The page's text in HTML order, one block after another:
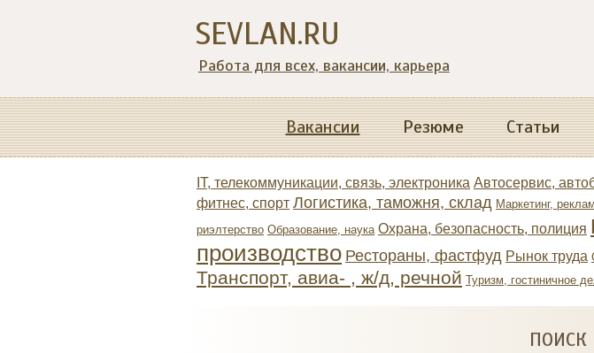
SEVLAN.RU
Работа для всех, вакансии, карьера
Вакансии Резюме Статьи
IT, телекоммуникации, связь, электроника Автосервис,
фитнес, спорт Логистика, таможня, склад Маркетинг,
риэлтeрство Образование, наука Охрана, безопасность, полиция
производство Рестораны, фастфуд Рынок труда
Транспорт, авиа- , ж/д, речной Туризм, гостиничное
ПОИСК